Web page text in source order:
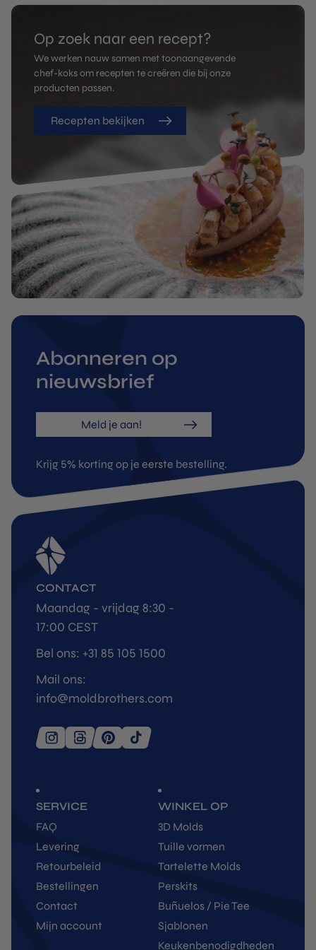
Op zoek naar een recept?
We werken nauw samen met toonaangevende
chef-koks om recepten te creëren die bij onze
producten passen.
Recepten bekijken
Abonneren op
nieuwsbrief
Meld je aan!
Krijg 5% korting op je eerste bestelling.
SERVICE
FAQ
Levering
Retourbeleid
Bestellingen
Contact
Mijn account
WINKEL OP
3D Molds
Tuille vormen
Tartelette Molds
Perskits
Buñuelos / Pie Tee
Sjablonen
Keukenbenodigdheden
CONTACT
Maandag - vrijdag 8:30 -
17:00 CEST
Bel ons: +31 85 105 1500
Mail ons:
info@moldbrothers.com